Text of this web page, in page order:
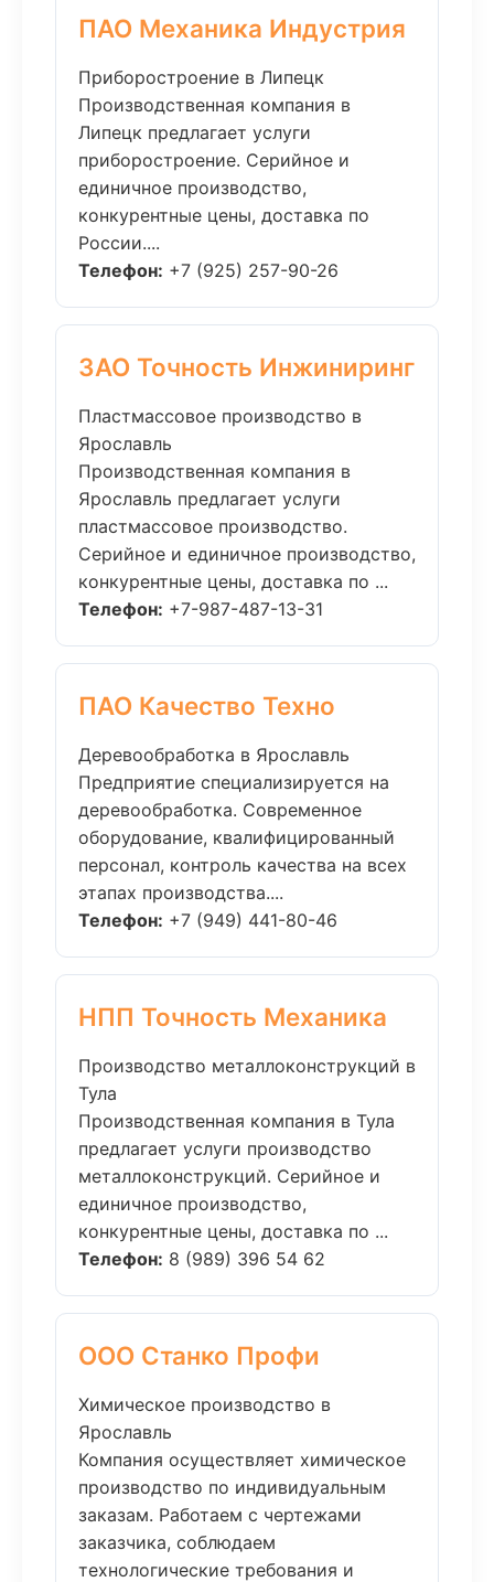
ПАО Механика Индустрия
Приборостроение в Липецк
Производственная компания в
Липецк предлагает услуги
приборостроение. Серийное и
единичное производство,
конкурентные цены, доставка по
России....
Телефон: +7 (925) 257-90-26
ЗАО Точность Инжиниринг
Пластмассовое производство в
Ярославль
Производственная компания в
Ярославль предлагает услуги
пластмассовое производство.
Серийное и единичное производство,
конкурентные цены, доставка по ...
Телефон: +7-987-487-13-31
ПАО Качество Техно
Деревообработка в Ярославль
Предприятие специализируется на
деревообработка. Современное
оборудование, квалифицированный
персонал, контроль качества на всех
этапах производства....
Телефон: +7 (949) 441-80-46
НПП Точность Механика
Производство металлоконструкций в
Тула
Производственная компания в Тула
предлагает услуги производство
металлоконструкций. Серийное и
единичное производство,
конкурентные цены, доставка по ...
Телефон: 8 (989) 396 54 62
ООО Станко Профи
Химическое производство в
Ярославль
Компания осуществляет химическое
производство по индивидуальным
заказам. Работаем с чертежами
заказчика, соблюдаем
технологические требования и